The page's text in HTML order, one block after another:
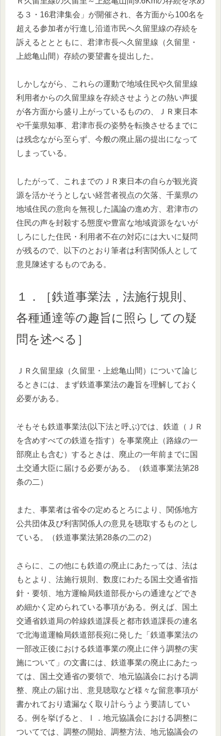
る３・16君津集会」が開催され、各方面から100名を
超える参加者が行進し沿道市民へ久留里線の存続を
訴えるととともに、君津市長へ久留里線（久留里・
上総亀山間）存続の要望書を提出した。
しかしながら、これらの運動で地域住民や久留里線
利用者からの久留里線を存続させようとの熱い声援
が各方面から盛り上がっているものの、ＪＲ東日本
や千葉県知事、君津市長の姿勢を転換させるまでに
は残念ながら至らず、今般の廃止届の提出になって
しまっている。
したがって、これまでのＪＲ東日本の自らが観光資
源を活かそうとしない経営者視点の欠落、千葉県の
地域住民の意向を無視した議論の進め方、君津市の
住民の声を封殺する態度や豊富な地域資源をないが
しろにした住民・利用者不在の対応には大いに疑問
が残るので、以下のとおり筆者は利害関係人として
意見陳述するものである。
１．［鉄道事業法，法施行規則、
各種通達等の趣旨に照らしての疑
問を述べる］
ＪＲ久留里線（久留里・上総亀山間）について論じ
るときには、まず鉄道事業法の趣旨を理解しておく
必要がある。
そもそも鉄道事業法(以下法と呼ぶ)では、鉄道（ＪＲ
を含めすべての鉄道を指す）を事業廃止（路線の一
部廃止も含む）するときは、廃止の一年前までに国
土交通大臣に届ける必要がある。（鉄道事業法第28
条の二）
また、事業者は省令の定めるとろにより、関係地方
公共団体及び利害関係人の意見を聴取するものとし
ている。（鉄道事業法第28条の二の2）
さらに、この他にも鉄道の廃止にあたっては、法は
もとより、法施行規則、数度にわたる国土交通省指
針・要領、地方運輸局鉄道部長からの通達などでき
め細かく定められている事項がある。例えば、国土
交通省鉄道局の幹線鉄道課長と都市鉄道課長の連名
で北海道運輸局鉄道部長宛に発した「鉄道事業法の
一部改正後における鉄道事業の廃止に伴う調整の実
施について」の文書には、鉄道事業の廃止にあたっ
ては、国土交通省の要領で、地元協議会における調
整、廃止の届け出、意見聴取など様々な留意事項が
書かれており遺漏なく取り計らうよう要請してい
る。例を挙げると、Ⅰ．地元協議会における調整に
ついてでは、調整の開始、調整方法、地元協議会の